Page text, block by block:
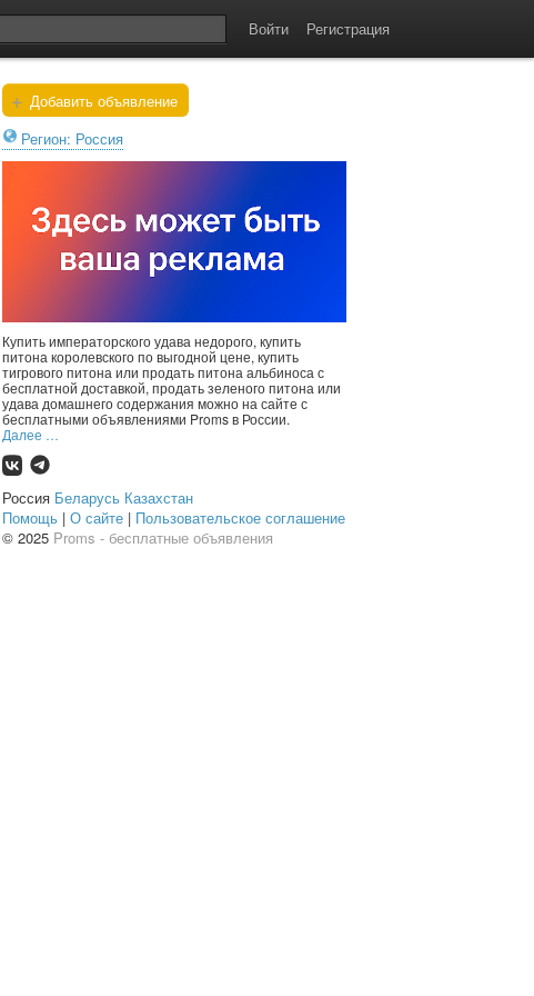
Войти Регистрация
+ Добавить объявление
Регион: Россия
Купить императорского удава недорого, купить
питона королевского по выгодной цене, купить
тигрового питона или продать питона альбиноса с
бесплатной доставкой, продать зеленого питона или
удава домашнего содержания можно на сайте с
бесплатными объявлениями Proms в России.
Далее …
Россия Беларусь Казахстан
Помощь | О сайте | Пользовательское соглашение
© 2025 Proms - бесплатные объявления